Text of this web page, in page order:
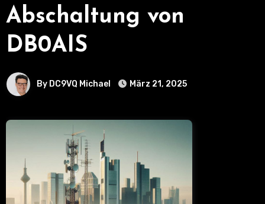
Abschaltung von
DB0AIS
By DC9VQ Michael März 21, 2025